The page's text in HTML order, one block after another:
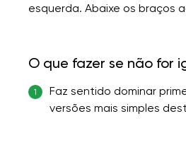
esquerda. Abaixe os braços
O que fazer se não for
1
Faz sentido dominar
versões mais simples